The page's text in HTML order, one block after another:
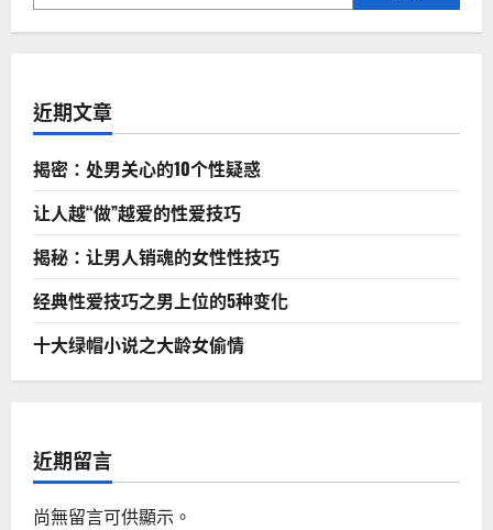
近期文章
揭密：处男关心的10个性疑惑
让人越“做”越爱的性爱技巧
揭秘：让男人销魂的女性性技巧
经典性爱技巧之男上位的5种变化
十大绿帽小说之大龄女偷情
近期留言
尚無留言可供顯示。